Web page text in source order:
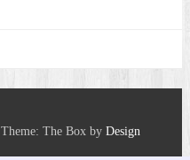
Theme: The Box byDesign